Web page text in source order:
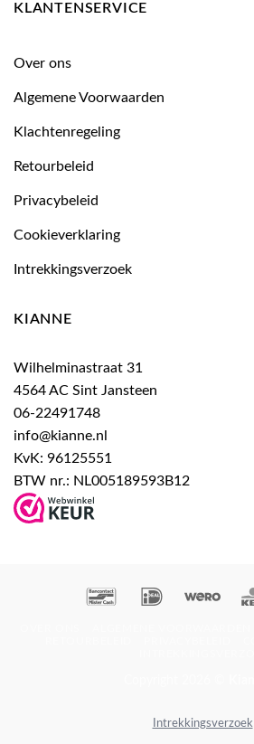
KLANTENSERVICE
Over ons
Algemene Voorwaarden
Klachtenregeling
Retourbeleid
Privacybeleid
Cookieverklaring
Intrekkingsverzoek
KIANNE
Wilhelminastraat 31
4564 AC Sint Jansteen
06-22491748
info@kianne.nl
KvK: 96125551
BTW nr.: NL005189593B12
BancontactIDeal Wero
Intrekkingsverzoek